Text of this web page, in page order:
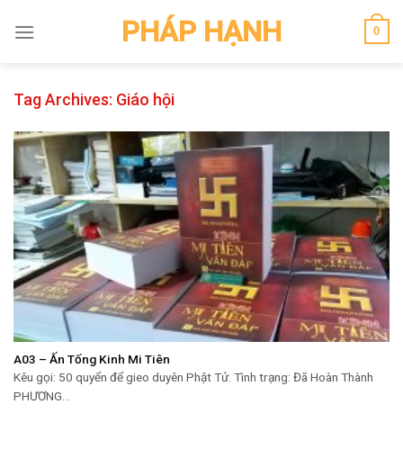
PHÁP HẠNH 0
Tag Archives: Giáo hội
A03 – Ấn Tống Kinh Mi Tiên
Kêu gọi: 50 quyển để gieo duyên Phật Tử. Tình trạng: Đã Hoàn Thành
PHƯƠNG...